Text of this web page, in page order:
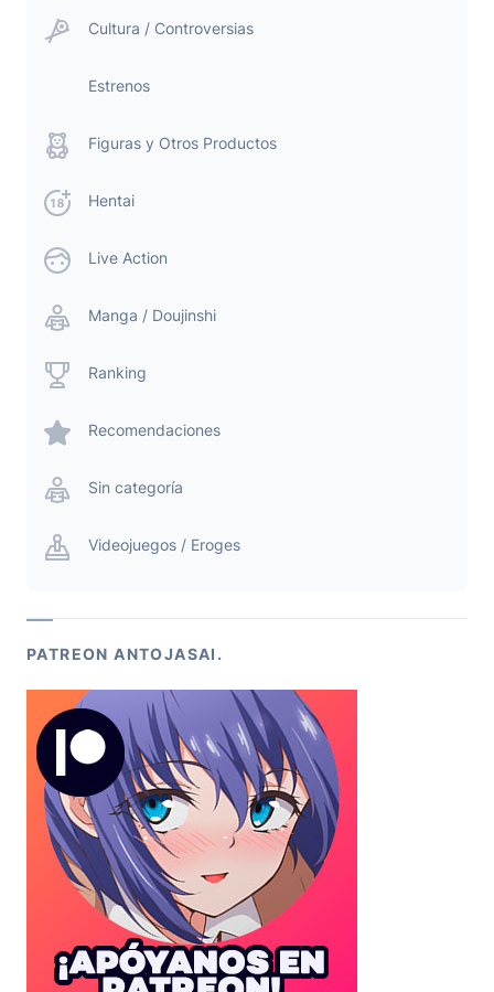
Cultura / Controversias
Estrenos
Figuras y Otros Productos
Hentai
Live Action
Manga / Doujinshi
Ranking
Recomendaciones
Sin categoría
Videojuegos / Eroges
PATREON ANTOJASAI.